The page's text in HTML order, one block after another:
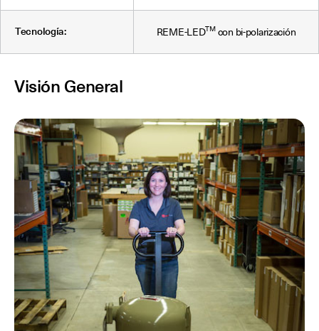
Tecnología: REME-LEDTMcon bi-polarización
Visión General